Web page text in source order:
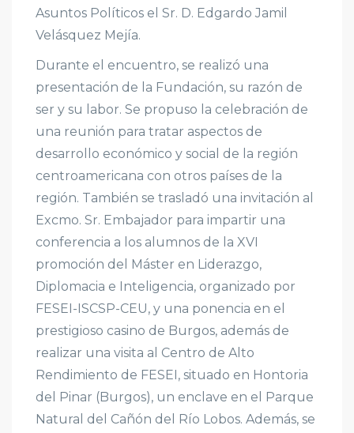
Asuntos Políticos el Sr. D. Edgardo Jamil
Velásquez Mejía.
Durante el encuentro, se realizó una
presentación de la Fundación, su razón de
ser y su labor. Se propuso la celebración de
una reunión para tratar aspectos de
desarrollo económico y social de la región
centroamericana con otros países de la
región. También se trasladó una invitación al
Excmo. Sr. Embajador para impartir una
conferencia a los alumnos de la XVI
promoción del Máster en Liderazgo,
Diplomacia e Inteligencia, organizado por
FESEI-ISCSP-CEU, y una ponencia en el
prestigioso casino de Burgos, además de
realizar una visita al Centro de Alto
Rendimiento de FESEI, situado en Hontoria
del Pinar (Burgos), un enclave en el Parque
Natural del Cañón del Río Lobos. Además, se